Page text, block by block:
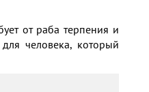
от раба терпения и
человека, который